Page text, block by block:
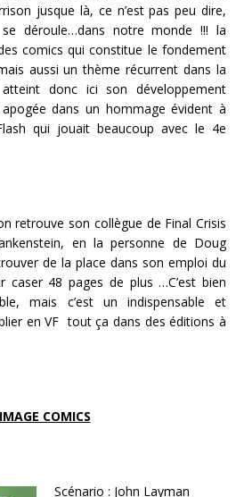
jusque là, ce n’est pas peu dire,
déroule…dans notre monde !!! la
comics qui constitue le fondement
aussi un thème récurrent dans la
donc ici son développement
dans un hommage évident à
qui jouait beaucoup avec le 4e
retrouve son collègue de Final Crisis
en la personne de Doug
de la place dans son emploi du
caser 48 pages de plus …C’est bien
mais c’est un indispensable et
en VF tout ça dans des éditions à
IMAGE COMICS
Scénario : John Layman